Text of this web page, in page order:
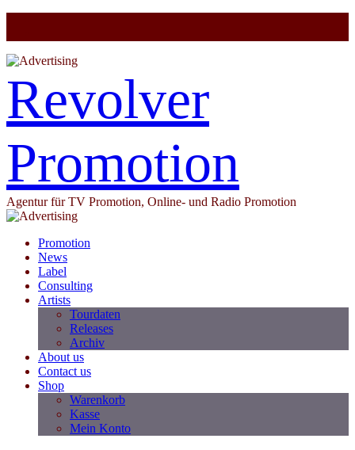
Revolver
Promotion
Agentur für TV Promotion, Online- und Radio Promotion
Promotion
News
Label
Consulting
Artists
Tourdaten
Releases
Archiv
About us
Contact us
Shop
Warenkorb
Kasse
Mein Konto